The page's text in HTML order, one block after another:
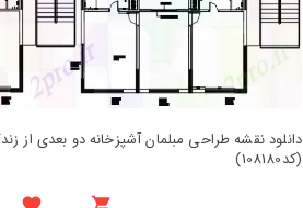
(کد108180)